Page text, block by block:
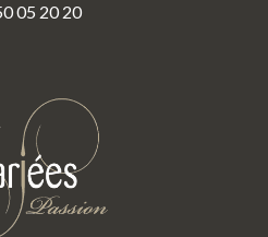
05 20 20